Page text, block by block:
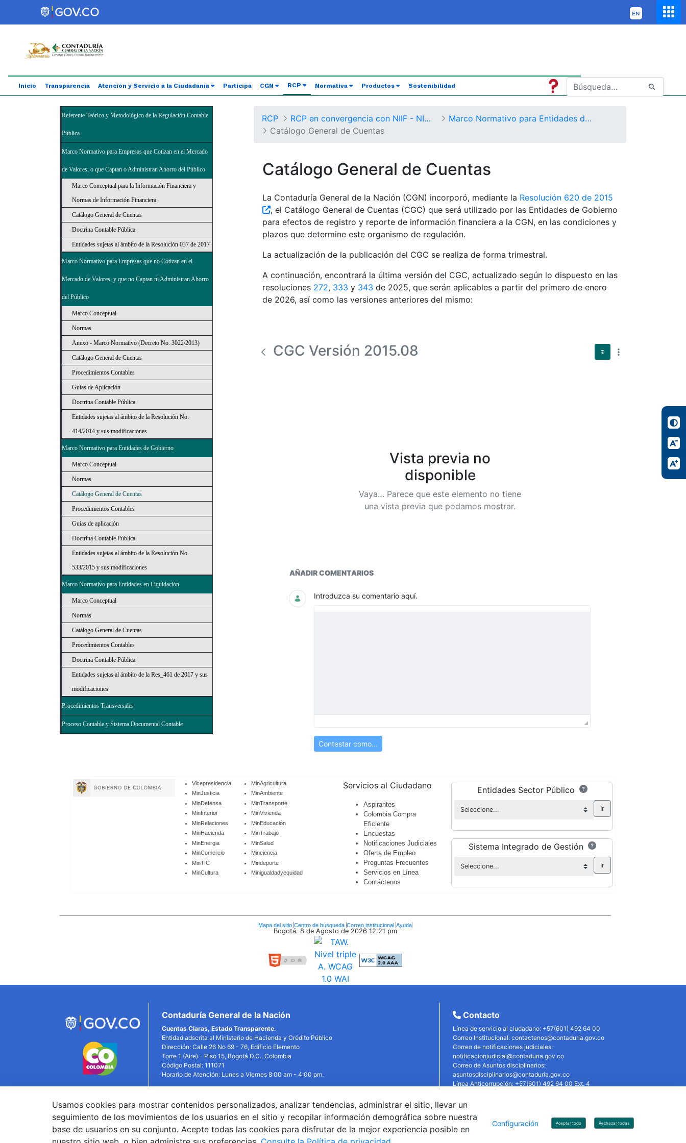
Saltar al contenido principal
Abrir menú de accesibilidad
Inicio Transparencia Atención y Servicio a la Ciudadanía Participa CGN RCP (current)
Normativa Productos Sostenibilidad
Referente Teórico y Metodológico de la Regulación Contable
Pública
Marco Normativo para Empresas que Cotizan en el Mercado
de Valores, o que Captan o Administran Ahorro del Público
Marco Conceptual para la Información Financiera y
Normas de Información Financiera
Catálogo General de Cuentas
Doctrina Contable Pública
Entidades sujetas al ámbito de la Resolución 037 de 2017
Marco Normativo para Empresas que no Cotizan en el
Mercado de Valores, y que no Captan ni Administran Ahorro
del Público
Marco Conceptual
Normas
Anexo - Marco Normativo (Decreto No. 3022/2013)
Catálogo General de Cuentas
Procedimientos Contables
Guías de Aplicación
Doctrina Contable Pública
Entidades sujetas al ámbito de la Resolución No.
414/2014 y sus modificaciones
Marco Normativo para Entidades de Gobierno
Marco Conceptual
Normas
Catálogo General de Cuentas
Procedimientos Contables
Guías de aplicación
Doctrina Contable Pública
Entidades sujetas al ámbito de la Resolución No.
533/2015 y sus modificaciones
Marco Normativo para Entidades en Liquidación
Marco Conceptual
Normas
Catálogo General de Cuentas
Procedimientos Contables
Doctrina Contable Pública
Entidades sujetas al ámbito de la Res_461 de 2017 y sus
modificaciones
Procedimientos Transversales
Proceso Contable y Sistema Documental Contable
RCP RCP en convergencia con NIIF - NICSP
Marco Normativo para Entidades de Gobierno
Catálogo General de Cuentas
Catálogo General de Cuentas
La Contaduría General de la Nación (CGN) incorporó, mediante la Resolución 620 de 2015
, el Catálogo General de Cuentas (CGC) que será utilizado por las Entidades de Gobierno
para efectos de registro y reporte de información financiera a la CGN, en las condiciones y
plazos que determine este organismo de regulación.
La actualización de la publicación del CGC se realiza de forma trimestral.
A continuación, encontrará la última versión del CGC, actualizado según lo dispuesto en las
resoluciones 272, 333 y 343 de 2025, que serán aplicables a partir del primero de enero
de 2026, así como las versiones anteriores del mismo:
CGC Versión 2015.08
Vista previa no
disponible
Vaya… Parece que este elemento no tiene
una vista previa que podamos mostrar.
Catálogo General de Cuentas
AÑADIR COMENTARIOS
Introduzca su comentario aquí.
Contestar como...
Vicepresidencia
MinJusticia
MinDefensa
MinInterior
MinRelaciones
MinHacienda
MinEnergia
MinComercio
MinTIC
MinCultura
MinAgricultura
MinAmbiente
MinTransporte
MinVivienda
MinEducación
MinTrabajo
MinSalud
Minciencia
Mindeporte
Minigualdadyequidad
Servicios al Ciudadano
Aspirantes
Colombia Compra
Eficiente
Encuestas
Notificaciones Judiciales
Oferta de Empleo
Preguntas Frecuentes
Servicios en Línea
Contáctenos
Entidades Sector Público
Sistema Integrado de Gestión
Mapa del sitio Centro de búsqueda Correo institucional Ayuda
Bogotá. 8 de Agosto de 2026 12:21 pm
Contaduría General de la Nación
Cuentas Claras, Estado Transparente.
Entidad adscrita al Ministerio de Hacienda y Crédito Público
Dirección: Calle 26 No 69 - 76, Edificio Elemento
Torre 1 (Aire) - Piso 15, Bogotá D.C., Colombia
Código Postal: 111071
Horario de Atención: Lunes a Viernes 8:00 am - 4:00 pm.
Linkedin X YouTube Facebook
Contacto
Línea de servicio al ciudadano: +57(601) 492 64 00
Correo Institucional: contactenos@contaduria.gov.co
Correo de notificaciones judiciales:
notificacionjudicial@contaduria.gov.co
Correo de Asuntos disciplinarios:
asuntosdisciplinarios@contaduria.gov.co
Línea Anticorrupción: +57(601) 492 64 00 Ext. 4
Política de derechos de autor
© Copyright 2026 - Todos los derechos reservados
Gobierno de Colombia
Usamos cookies para mostrar contenidos personalizados, analizar tendencias, administrar el sitio, llevar un
seguimiento de los movimientos de los usuarios en el sitio y recopilar información demográfica sobre nuestra
base de usuarios en su conjunto. Acepte todas las cookies para disfrutar de la mejor experiencia posible en
Configuración Aceptar todo Rechazar todas